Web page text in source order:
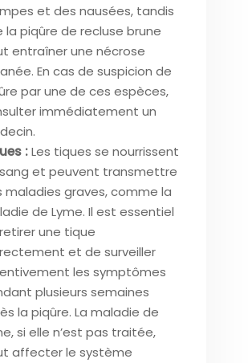
et des nausées, tandis
la piqûre de recluse brune
entraîner une nécrose
En cas de suspicion de
par une de ces espèces,
immédiatement un
:Les tiques se nourrissent
et peuvent transmettre
maladies graves, comme la
de Lyme. Il est essentiel
une tique
et de surveiller
les symptômes
plusieurs semaines
la piqûre. La maladie de
si elle n’est pas traitée,
affecter le système